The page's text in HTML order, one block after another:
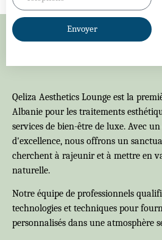
Envoyer
Qeliza Aesthetics Lounge est la
Albanie pour les traitements
services de bien-être de luxe. Avec
d'excellence, nous offrons un
cherchent à rajeunir et à mettre en
naturelle.
Notre équipe de professionnels
technologies et techniques pour
personnalisés dans une atmosphère